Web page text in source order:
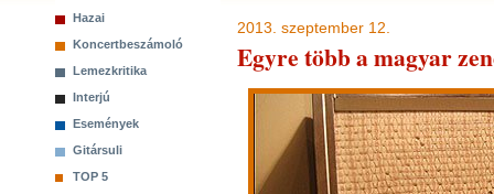
Hazai
Koncertbeszámoló
Lemezkritika
Interjú
Események
Gitársuli
TOP 5
2013. szeptember 12.
Egyre több a magyar